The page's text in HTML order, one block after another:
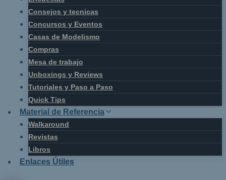
Consejos y tecnicas
Concursos y Eventos
Casas de Modelismo
Compras
Mesa de trabajo
Unboxings y Reviews
Tutoriales y Paso a Paso
Quick Tips
Material de Referencia
Walkaround
Revistas
Libros
Enlaces Útiles